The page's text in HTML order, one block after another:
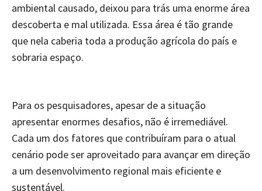
ambiental causado, deixou para trás uma enorme área
descoberta e mal utilizada. Essa área é tão grande
que nela caberia toda a produção agrícola do país e
sobraria espaço.
Para os pesquisadores, apesar de a situação
apresentar enormes desafios, não é irremediável.
Cada um dos fatores que contribuíram para o atual
cenário pode ser aproveitado para avançar em direção
a um desenvolvimento regional mais eficiente e
sustentável.